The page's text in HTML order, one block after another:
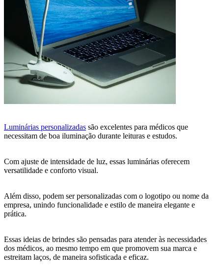
Luminárias personalizadas são excelentes para médicos que
necessitam de boa iluminação durante leituras e estudos.
Com ajuste de intensidade de luz, essas luminárias oferecem
versatilidade e conforto visual.
Além disso, podem ser personalizadas com o logotipo ou nome da
empresa, unindo funcionalidade e estilo de maneira elegante e
prática.
Essas ideias de brindes são pensadas para atender às necessidades
dos médicos, ao mesmo tempo em que promovem sua marca e
estreitam laços, de maneira sofisticada e eficaz.